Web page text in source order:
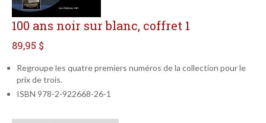
100 ans noir sur blanc, coffret 1
89,95 $
Regroupe les quatre premiers numéros de la collection pour le
prix de trois.
ISBN 978-2-922668-26-1